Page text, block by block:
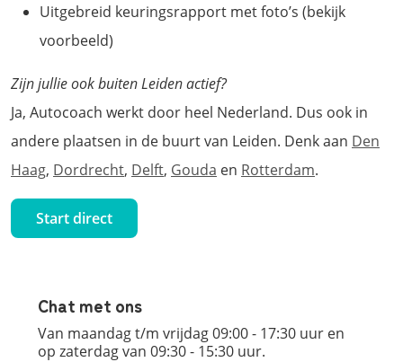
Uitgebreid keuringsrapport met foto’s (bekijk
voorbeeld)
Zijn jullie ook buiten Leiden actief?
Ja, Autocoach werkt door heel Nederland. Dus ook in
andere plaatsen in de buurt van Leiden. Denk aan Den
Haag, Dordrecht, Delft, Gouda en Rotterdam.
Start direct
Chat met ons
Van maandag t/m vrijdag 09:00 - 17:30 uur en
op zaterdag van 09:30 - 15:30 uur.